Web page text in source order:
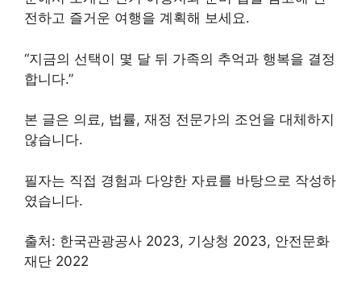
문에서 소개한 인기 여행지와 준비 팁을 참고해 안
전하고 즐거운 여행을 계획해 보세요.
“지금의 선택이 몇 달 뒤 가족의 추억과 행복을 결정
합니다.”
본 글은 의료, 법률, 재정 전문가의 조언을 대체하지
않습니다.
필자는 직접 경험과 다양한 자료를 바탕으로 작성하
였습니다.
출처: 한국관광공사 2023, 기상청 2023, 안전문화
재단 2022